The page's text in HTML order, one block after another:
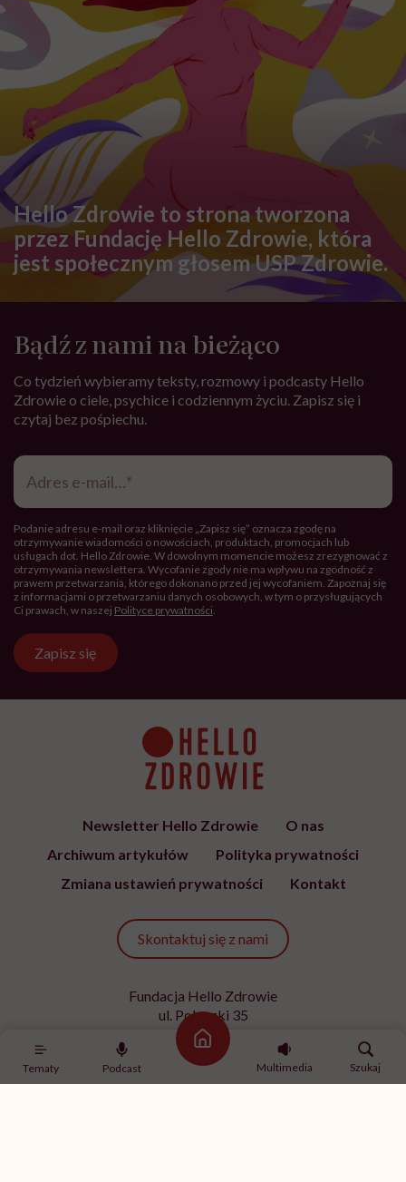
Tematy Podcast
Strona główna
Multimedia
Szukaj
Hello Zdrowie to strona tworzona
przez Fundację Hello Zdrowie, która
jest społecznym głosem USP Zdrowie.
Bądź z nami na bieżąco
Co tydzień wybieramy teksty, rozmowy i podcasty Hello
Zdrowie o ciele, psychice i codziennym życiu. Zapisz się i
czytaj bez pośpiechu.
Adres
mail*
Podanie adresu e-mail oraz kliknięcie „Zapisz się” oznacza zgodę na
otrzymywanie wiadomości o nowościach, produktach, promocjach lub
usługach dot. Hello Zdrowie. W dowolnym momencie możesz zrezygnować z
otrzymywania newslettera. Wycofanie zgody nie ma wpływu na zgodność z
prawem przetwarzania, którego dokonano przed jej wycofaniem. Zapoznaj się
z informacjami o przetwarzaniu danych osobowych, w tym o przysługujących
Ci prawach, w naszej Polityce prywatności.
Zapisz się
Newsletter Hello Zdrowie
O nas
Archiwum artykułów
Polityka prywatności
Zmiana ustawień prywatności
Kontakt
Skontaktuj się z nami
Fundacja Hello Zdrowie
ul. Poleczki 35
02-822 Warszawa
NIP 9512613236
Kontakt z redakcją